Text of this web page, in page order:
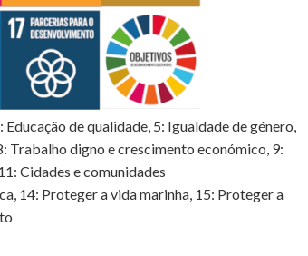
de qualidade, 5: Igualdade de género,
Trabalho digno e crescimento económico, 9:
Cidades e comunidades
14: Proteger a vida marinha, 15: Proteger a